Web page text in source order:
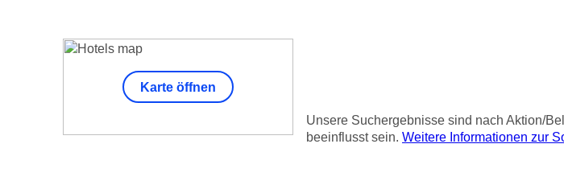
Unsere Suchergebnisse sind nach Aktion/
beeinflusst sein. Weitere Informationen zur
Karte öffnen